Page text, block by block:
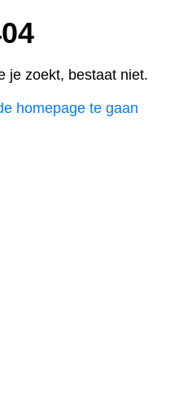
je zoekt, bestaat niet.
homepage te gaan